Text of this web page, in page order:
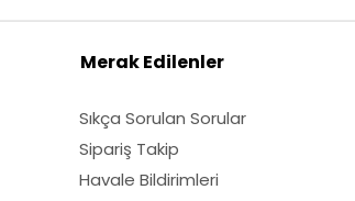
Merak Edilenler
Sıkça Sorulan Sorular
Sipariş Takip
Havale Bildirimleri